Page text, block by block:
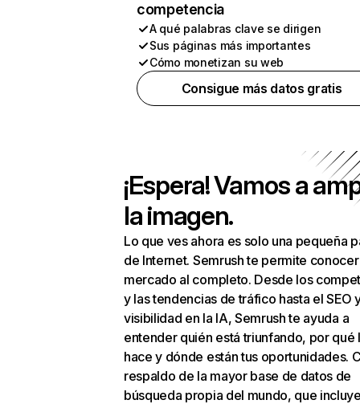
competencia
A qué palabras clave se dirigen
Sus páginas más importantes
Cómo monetizan su web
Consigue más datos gratis
¡Espera! Vamos a
la imagen.
Lo que ves ahora es solo una pequeña
de Internet. Semrush te permite
mercado al completo. Desde los
y las tendencias de tráfico hasta el SEO
visibilidad en la IA, Semrush te ayuda a
entender quién está triunfando, por qué
hace y dónde están tus oportunidades.
respaldo de la mayor base de datos de
búsqueda propia del mundo, que